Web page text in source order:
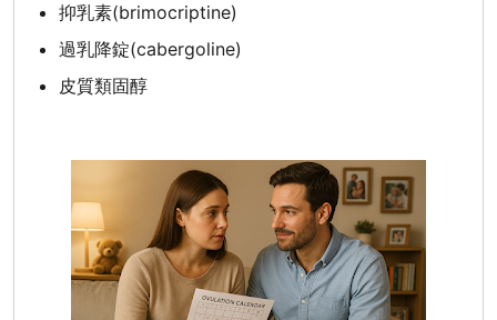
抑乳素(brimocriptine)
過乳降錠(cabergoline)
皮質類固醇